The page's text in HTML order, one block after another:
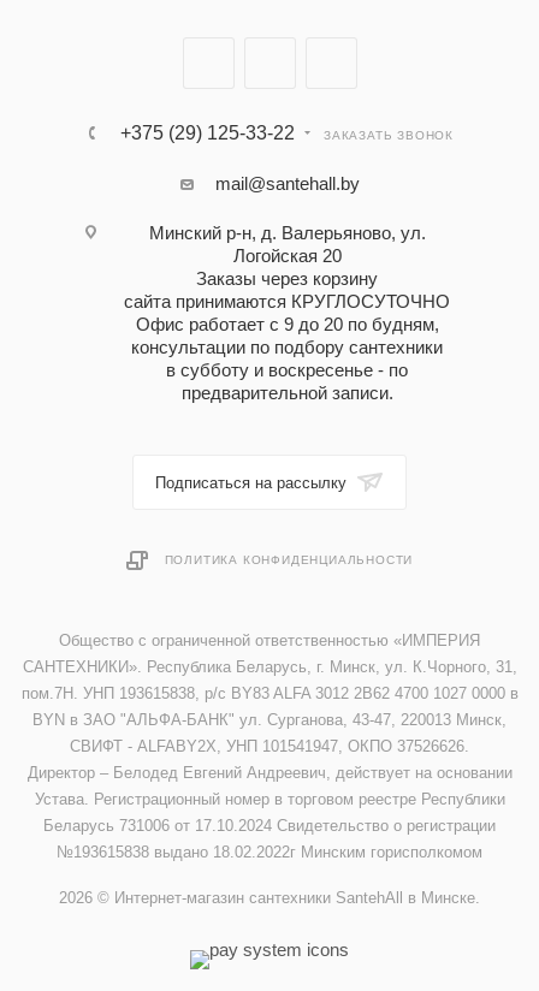
+375 (29) 125-33-22 ЗАКАЗАТЬ ЗВОНОК
mail@santehall.by
Минский р-н, д. Валерьяново, ул.
Логойская 20
Заказы через корзину
сайта принимаются КРУГЛОСУТОЧНО
Офис работает с 9 до 20 по будням,
консультации по подбору сантехники
в субботу и воскресенье - по
предварительной записи.
Подписаться на рассылку
ПОЛИТИКА КОНФИДЕНЦИАЛЬНОСТИ
Общество с ограниченной ответственностью «ИМПЕРИЯ
САНТЕХНИКИ». Республика Беларусь, г. Минск, ул. К.Чорного, 31,
пом.7Н. УНП 193615838, р/с BY83 ALFA 3012 2B62 4700 1027 0000 в
BYN в ЗАО "АЛЬФА-БАНК" ул. Сурганова, 43-47, 220013 Минск,
СВИФТ - ALFABY2X, УНП 101541947, ОКПО 37526626.
Директор – Белодед Евгений Андреевич, действует на основании
Устава. Регистрационный номер в торговом реестре Республики
Беларусь 731006 от 17.10.2024 Свидетельство о регистрации
№193615838 выдано 18.02.2022г Минским горисполкомом
2026 © Интернет-магазин сантехники SantehAll в Минске.